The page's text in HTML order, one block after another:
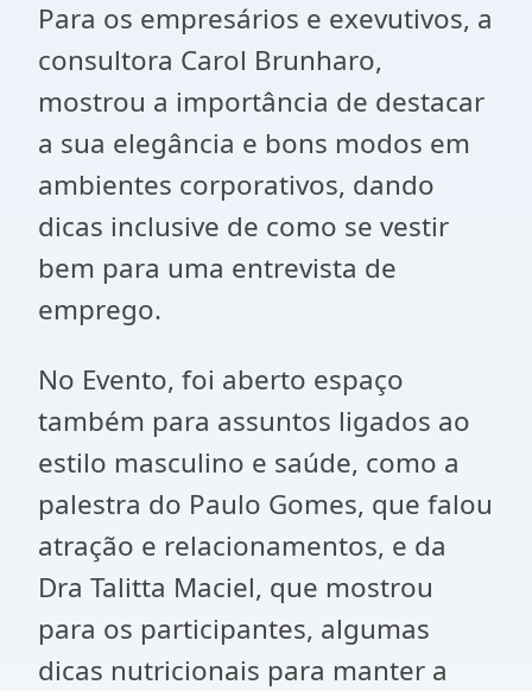
Para os empresários e exevutivos, a
consultora Carol Brunharo,
mostrou a importância de destacar
a sua elegância e bons modos em
ambientes corporativos, dando
dicas inclusive de como se vestir
bem para uma entrevista de
emprego.
No Evento, foi aberto espaço
também para assuntos ligados ao
estilo masculino e saúde, como a
palestra do Paulo Gomes, que falou
atração e relacionamentos, e da
Dra Talitta Maciel, que mostrou
para os participantes, algumas
dicas nutricionais para manter a